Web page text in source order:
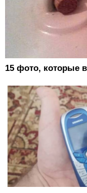
15 фото, которые